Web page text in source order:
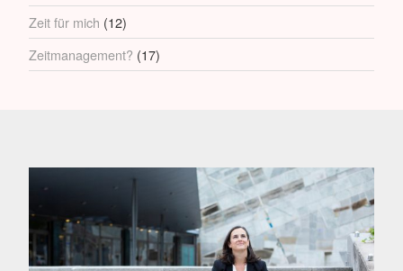
Zeit für mich (12)
Zeitmanagement? (17)